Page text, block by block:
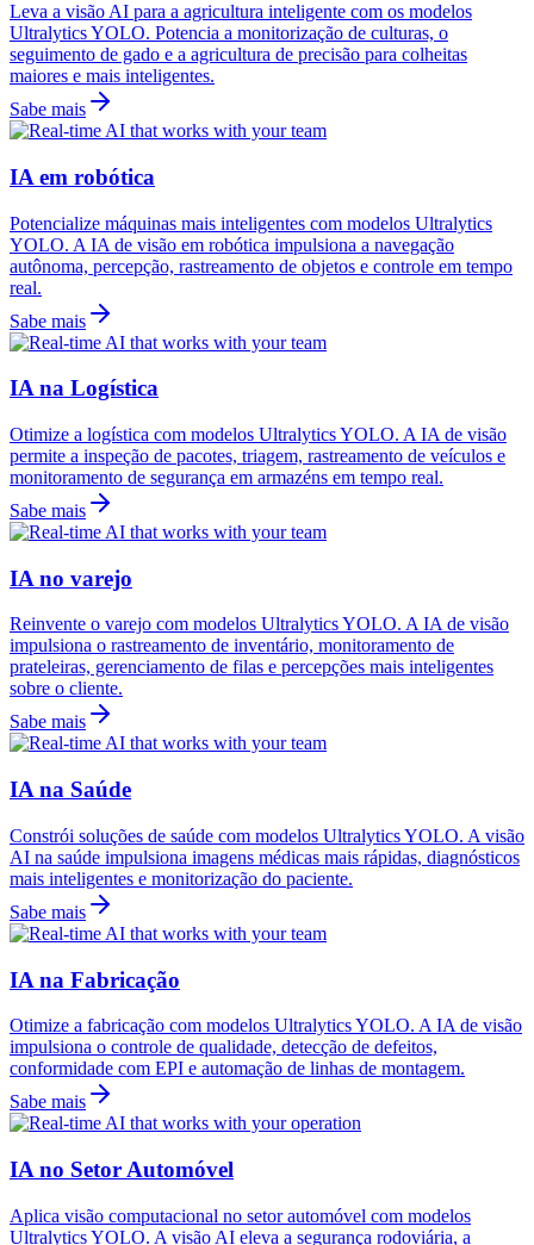
Leva a visão AI para a agricultura inteligente com os modelos
Ultralytics YOLO. Potencia a monitorização de culturas, o
seguimento de gado e a agricultura de precisão para colheitas
maiores e mais inteligentes.
Sabe mais
IA em robótica
Potencialize máquinas mais inteligentes com modelos Ultralytics
YOLO. A IA de visão em robótica impulsiona a navegação
autônoma, percepção, rastreamento de objetos e controle em tempo
real.
Sabe mais
IA na Logística
Otimize a logística com modelos Ultralytics YOLO. A IA de visão
permite a inspeção de pacotes, triagem, rastreamento de veículos e
monitoramento de segurança em armazéns em tempo real.
Sabe mais
IA no varejo
Reinvente o varejo com modelos Ultralytics YOLO. A IA de visão
impulsiona o rastreamento de inventário, monitoramento de
prateleiras, gerenciamento de filas e percepções mais inteligentes
sobre o cliente.
Sabe mais
IA na Saúde
Constrói soluções de saúde com modelos Ultralytics YOLO. A visão
AI na saúde impulsiona imagens médicas mais rápidas, diagnósticos
mais inteligentes e monitorização do paciente.
Sabe mais
IA na Fabricação
Otimize a fabricação com modelos Ultralytics YOLO. A IA de visão
impulsiona o controle de qualidade, detecção de defeitos,
conformidade com EPI e automação de linhas de montagem.
Sabe mais
IA no Setor Automóvel
Aplica visão computacional no setor automóvel com modelos
Ultralytics YOLO. A visão AI eleva a segurança rodoviária, a